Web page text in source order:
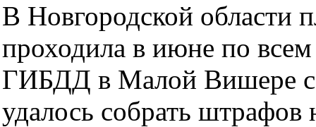
В Новгородской области
проходила в июне по
ГИБДД в Малой Вишере с
удалось собрать